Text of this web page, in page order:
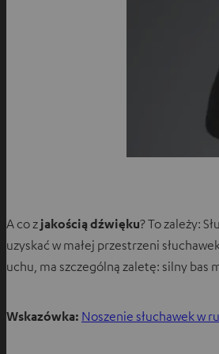
A co z jakością dźwięku? To zależy:
uzyskać w małej przestrzeni
uchu, ma szczególną zaletę: silny bas
Wskazówka: Noszenie słuchawek w